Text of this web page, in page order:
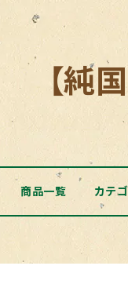
【純
商品一覧 カテ